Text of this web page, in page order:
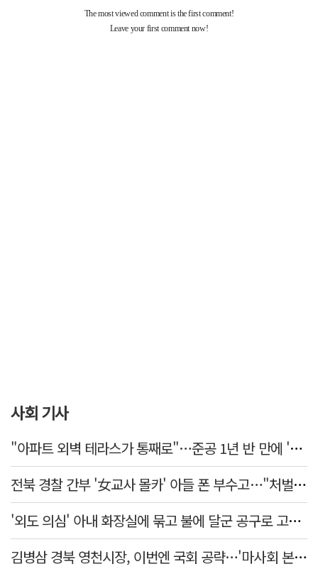
사회 기사
"아파트 외벽 테라스가 통째로"…준공 1년 반 만에 '아찔 사고'
전북 경찰 간부 '女교사 몰카' 아들 폰 부수고…"처벌 못하는 사안" 내부망에 글
'외도 의심' 아내 화장실에 묶고 불에 달군 공구로 고문…남편 검거
김병삼 경북 영천시장, 이번엔 국회 공략…'마사회 본사 이전·광역교통망 확충' 요청